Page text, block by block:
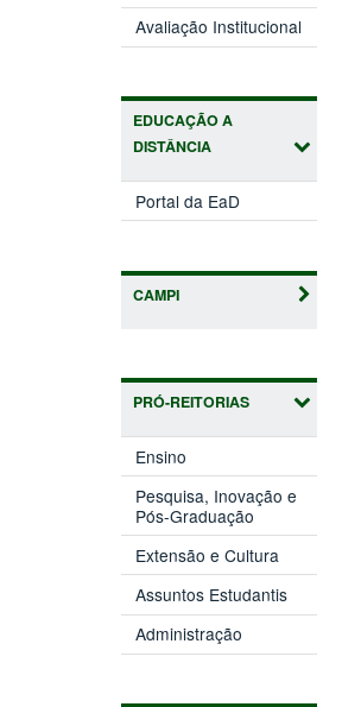
Avaliação Institucional
EDUCAÇÃO A
DISTÂNCIA
Portal da EaD
CAMPI
PRÓ-REITORIAS
Ensino
em
nova
janela)
Pesquisa, Inovação e
Pós-Graduação (abre
em
nova
janela)
Extensão e Cultura
em
nova
janela)
Assuntos Estudantis(abre
em
janela)
Administração
em